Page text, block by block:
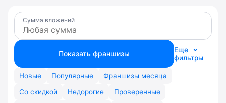
Сумма вложений
Показать франшизы
Еще
фильтры
Новые Популярные
Франшизы месяца
Со скидкой
Недорогие
Проверенные